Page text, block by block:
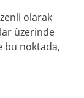
olarak
üzerinde
bu noktada,